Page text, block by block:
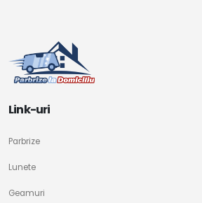
Link-uri
Parbrize
Lunete
Geamuri